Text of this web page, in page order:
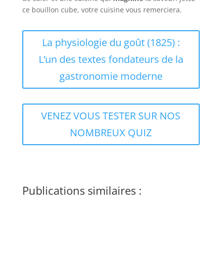
ce bouillon cube, votre cuisine vous remerciera.
La physiologie du goût (1825) :
L’un des textes fondateurs de la
gastronomie moderne
VENEZ VOUS TESTER SUR NOS
NOMBREUX QUIZ
Publications similaires :